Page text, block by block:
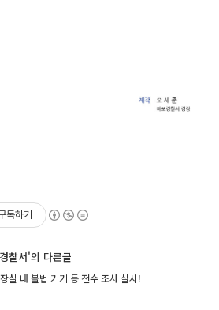
독하기
찰서'의 다른글
실 내 불법 기기 등 전수 조사 실시!